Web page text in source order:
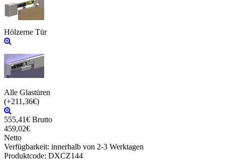
Hölzerne Tür
Alle Glastüren
(+211,36€)
555,41€ Brutto
459,02€
Netto
Verfügbarkeit: innerhalb von 2-3 Werktagen
Produktcode: DXCZ144